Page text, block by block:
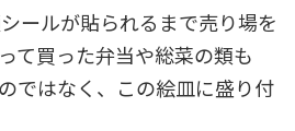
ールが貼られるまで売り場を
て買った弁当や総菜の類も
ではなく、この絵皿に盛り付